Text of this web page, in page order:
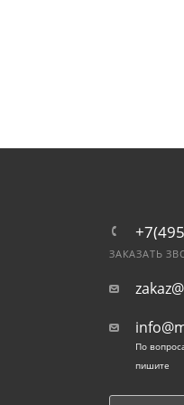
ЗАКАЗАТЬ
По
пишите